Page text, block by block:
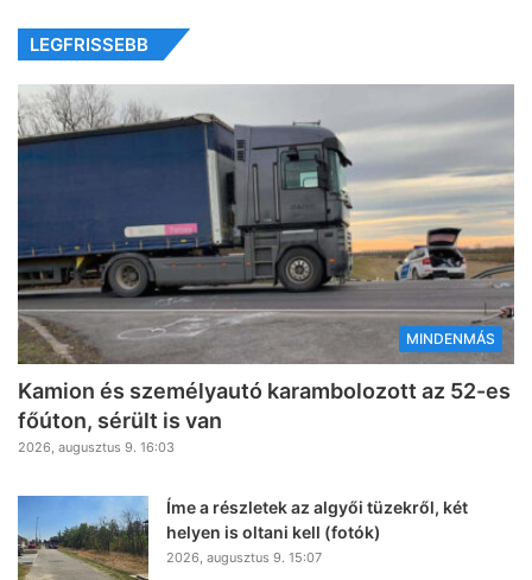
LEGFRISSEBB
MINDENMÁS
Kamion és személyautó karambolozott az 52-es
főúton, sérült is van
2026, augusztus 9. 16:03
Íme a részletek az algyői tüzekről, két
helyen is oltani kell (fotók)
2026, augusztus 9. 15:07